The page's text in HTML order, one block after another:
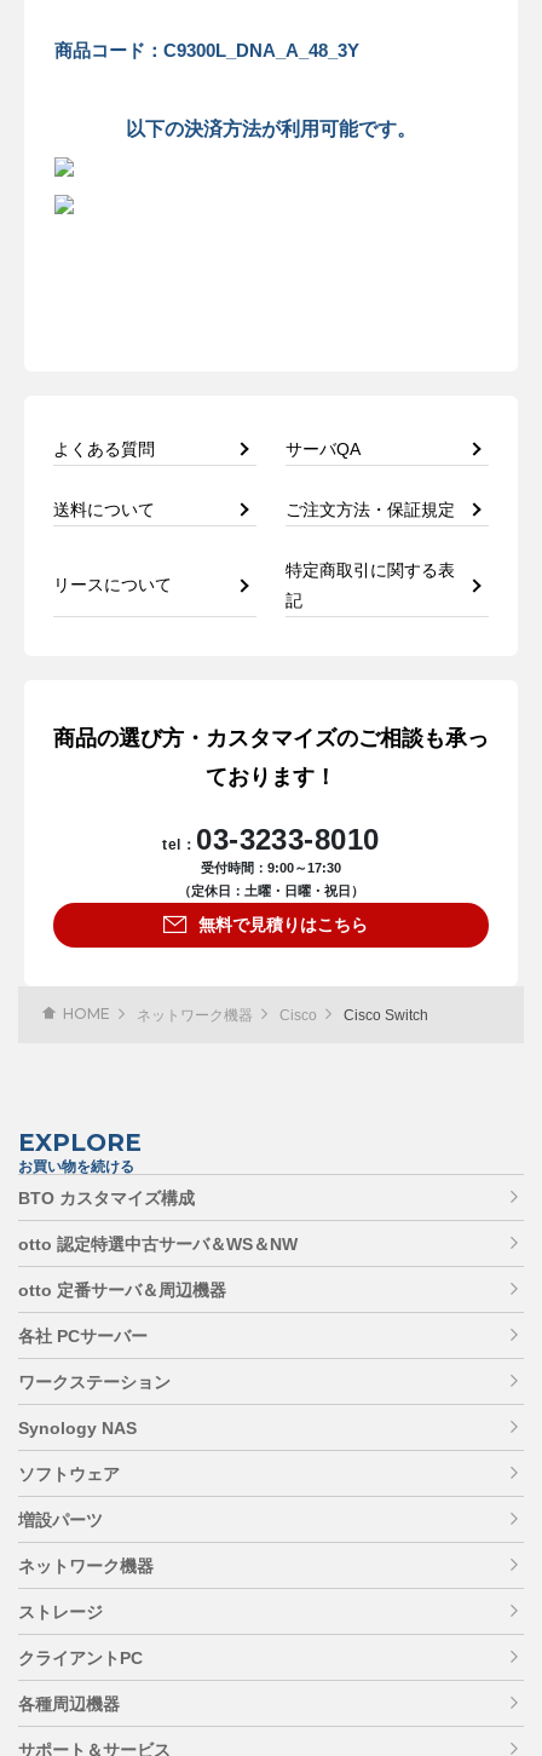
商品コード：C9300L_DNA_A_48_3Y
以下の決済方法が利用可能です。
よくある質問 サーバQA
送料について ご注文方法・保証規定
リースについて
特定商取引に関する表
記
商品の選び方・カスタマイズのご相談も承っ
ております！
tel： 03-3233-8010
受付時間：9:00～17:30
（定休日：土曜・日曜・祝日）
無料で見積りはこちら
HOME ネットワーク機器 Cisco Cisco Switch
EXPLORE
お買い物を続ける
BTO カスタマイズ構成
otto 認定特選中古サーバ＆WS＆NW
otto 定番サーバ＆周辺機器
各社 PCサーバー
ワークステーション
Synology NAS
ソフトウェア
増設パーツ
ネットワーク機器
ストレージ
クライアントPC
各種周辺機器
サポート＆サービス